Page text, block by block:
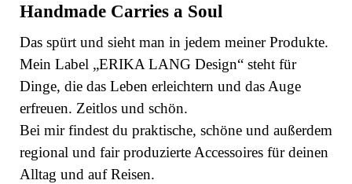
Handmade Carries a Soul
Das spürt und sieht man in jedem meiner Produkte.
Mein Label „ERIKA LANG Design“ steht für
Dinge, die das Leben erleichtern und das Auge
erfreuen. Zeitlos und schön.
Bei mir findest du praktische, schöne und außerdem
regional und fair produzierte Accessoires für deinen
Alltag und auf Reisen.